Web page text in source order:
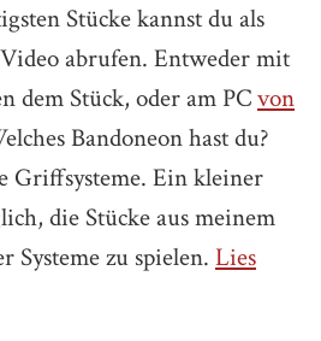
Stücke kannst du als
abrufen. Entweder mit
dem Stück, oder am PCvon
Bandoneon hast du?
Griffsysteme. Ein kleiner
die Stücke aus meinem
Systeme zu spielen. Lies